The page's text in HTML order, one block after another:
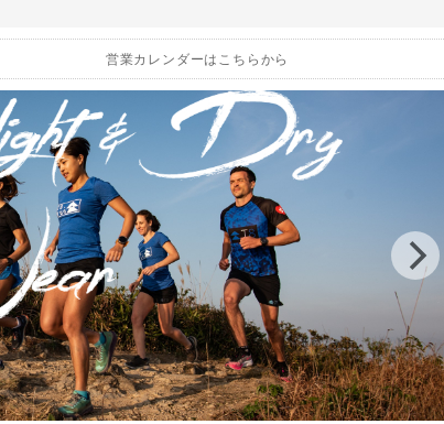
営業カレンダーはこちらから